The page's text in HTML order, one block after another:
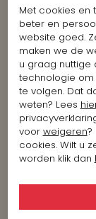
Met cookies en
beter en
website goed.
maken we de
u graag nuttige
technologie
te volgen. Dat
weten? Lees
voor weigeren?
cookies. Wilt u
worden klik dan